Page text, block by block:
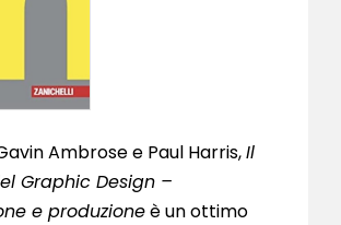
Ambrose e Paul Harris,Il
Graphic Design –
e produzioneè un ottimo